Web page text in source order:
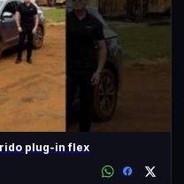
plug-in flex